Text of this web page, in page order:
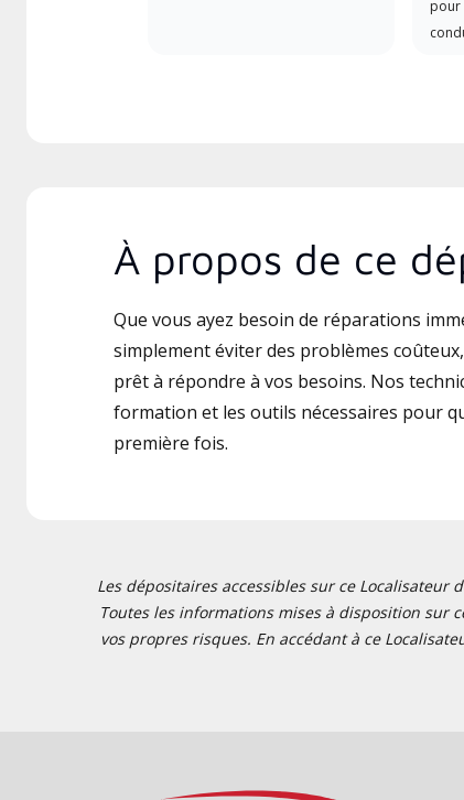
pour
À propos de ce
Que vous ayez besoin de réparations
simplement éviter des problèmes
prêt à répondre à vos besoins. Nos
formation et les outils nécessaires pour
première fois.
Les dépositaires accessibles sur ce Localisateur
Toutes les informations mises à disposition sur
vos propres risques. En accédant à ce